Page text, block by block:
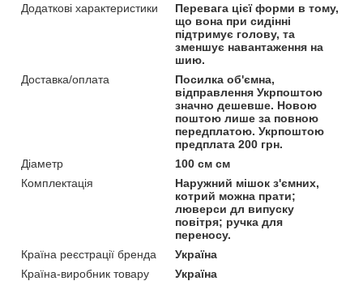
Додаткові характеристики
Перевага цієї форми в тому,
що вона при сидінні
підтримує голову, та
зменшує навантаження на
шию.
Доставка/оплата
Посилка об'ємна,
відправлення Укрпоштою
значно дешевше. Новою
поштою лише за повною
передплатою. Укрпоштою
предплата 200 грн.
Діаметр
100 см см
Комплектація
Наружний мішок з'ємних,
котрий можна прати;
люверси дл випуску
повітря; ручка для
переносу.
Країна реєстрації бренда
Україна
Країна-виробник товару
Україна